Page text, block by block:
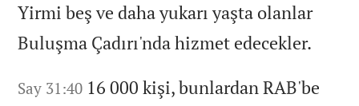
Yirmi beş ve daha yukarı yaşta olanlar
Buluşma Çadırı'nda hizmet edecekler.
Say 31:40 16 000 kişi,bunlardan RAB'be